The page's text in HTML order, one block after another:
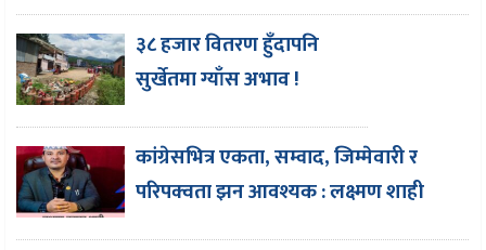
३८ हजार वितरण हुँदापनि
सुर्खेतमा ग्याँस अभाव !
कांग्रेसभित्र एकता, सम्वाद, जिम्मेवारी र
परिपक्वता झन आवश्यक : लक्ष्मण शाही